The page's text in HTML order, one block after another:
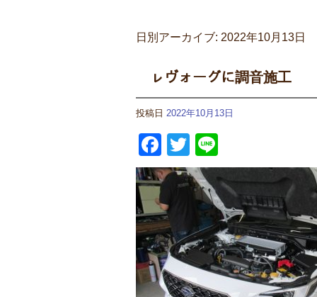
日別アーカイブ: 2022年10月13日
ㇾヴォーグに調音施工
投稿日 2022年10月13日
Facebook
Twitter